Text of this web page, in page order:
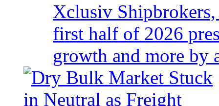
Xclusiv
first half of 2026
growth and more